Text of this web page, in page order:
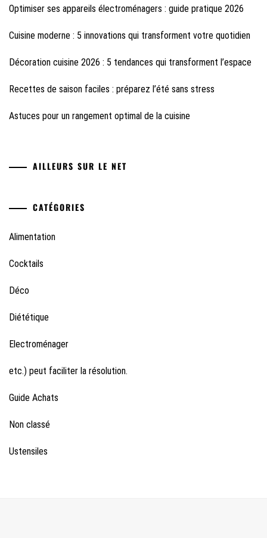
Optimiser ses appareils électroménagers : guide pratique 2026
Cuisine moderne : 5 innovations qui transforment votre quotidien
Décoration cuisine 2026 : 5 tendances qui transforment l’espace
Recettes de saison faciles : préparez l’été sans stress
Astuces pour un rangement optimal de la cuisine
AILLEURS SUR LE NET
CATÉGORIES
Alimentation
Cocktails
Déco
Diététique
Electroménager
etc.) peut faciliter la résolution.
Guide Achats
Non classé
Ustensiles